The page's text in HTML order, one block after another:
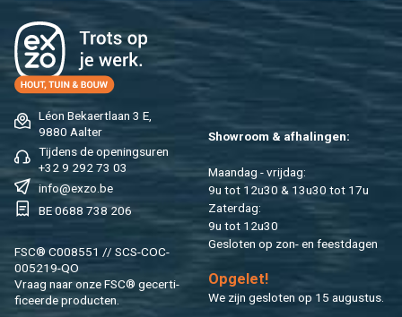
Léon Be­kaert­laan 3 E,
9880 Aal­ter
Tij­dens de ope­nings­uren
+32 9 292 73 03
info@​exzo.​be
BE 0688 738 206
FSC® C008551 // SCS-COC-
005219-QO
Vraag naar onze FSC® ge­cer­ti­
fi­ceer­de pro­duc­ten.
Show­room & af­ha­lin­gen:
Maan­dag - vrij­dag:
9u tot 12u30 & 13u30 tot 17u
Za­ter­dag:
9u tot 12u30
Ge­slo­ten op zon- en feest­da­gen
Op­ge­let!
We zijn ge­slo­ten op 15 au­gus­tus.